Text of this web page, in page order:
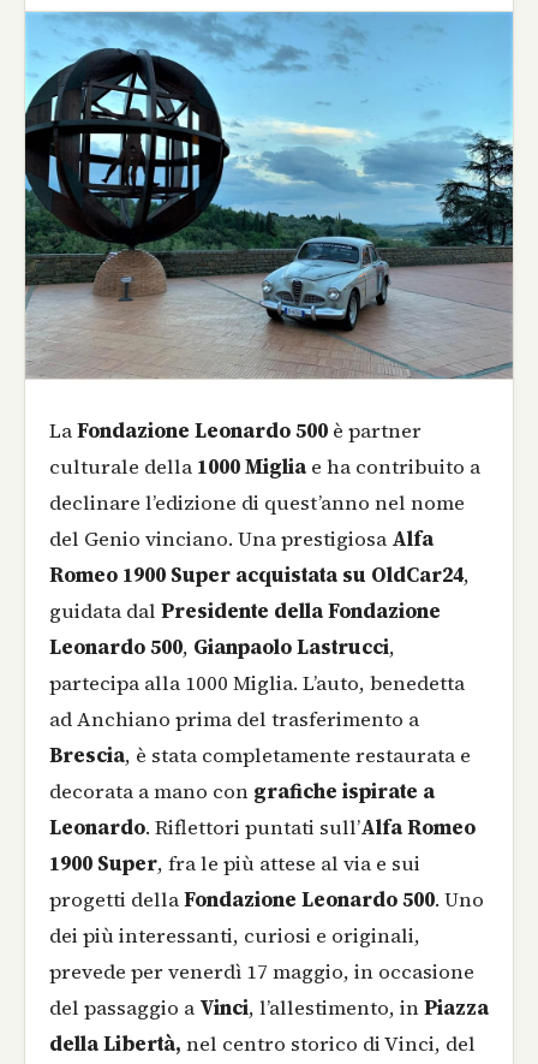
LaFondazione Leonardo 500 è partner
culturale della 1000 Miglia e ha contribuito a
declinare l’edizione di quest’anno nel nome
del Genio vinciano. Una prestigiosa Alfa
Romeo 1900 Super acquistata su OldCar24,
guidata dal Presidente della Fondazione
Leonardo 500, Gianpaolo Lastrucci,
partecipa alla 1000 Miglia. L’auto, benedetta
ad Anchiano prima del trasferimento a
Brescia, è stata completamente restaurata e
decorata a mano con grafiche ispirate a
Leonardo. Riflettori puntati sull’Alfa Romeo
1900 Super, fra le più attese al via e sui
progetti dellaFondazione Leonardo 500. Uno
dei più interessanti, curiosi e originali,
prevede per venerdì 17 maggio, in occasione
del passaggio a Vinci, l’allestimento, inPiazza
della Libertà, nel centro storico di Vinci, del